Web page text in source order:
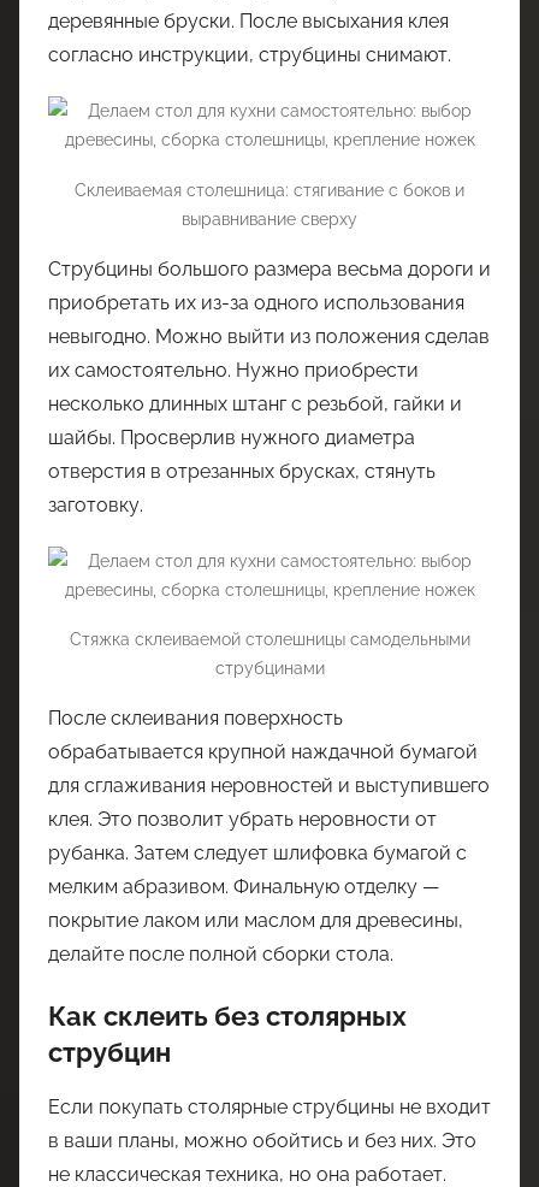
деревянные бруски. После высыхания клея
согласно инструкции, струбцины снимают.
Склеиваемая столешница: стягивание с боков и
выравнивание сверху
Струбцины большого размера весьма дороги и
приобретать их из-за одного использования
невыгодно. Можно выйти из положения сделав
их самостоятельно. Нужно приобрести
несколько длинных штанг с резьбой, гайки и
шайбы. Просверлив нужного диаметра
отверстия в отрезанных брусках, стянуть
заготовку.
Стяжка склеиваемой столешницы самодельными
струбцинами
После склеивания поверхность
обрабатывается крупной наждачной бумагой
для сглаживания неровностей и выступившего
клея. Это позволит убрать неровности от
рубанка. Затем следует шлифовка бумагой с
мелким абразивом. Финальную отделку —
покрытие лаком или маслом для древесины,
делайте после полной сборки стола.
Как склеить без столярных
струбцин
Если покупать столярные струбцины не входит
в ваши планы, можно обойтись и без них. Это
не классическая техника, но она работает.